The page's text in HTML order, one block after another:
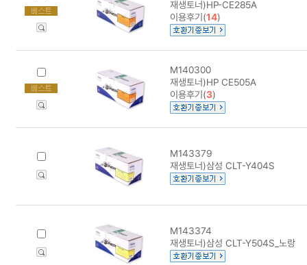
재생토너)HP-CE285A
이용후기(14)
M140300
재생토너)HP CE505A
이용후기(3)
M143379
재생토너)삼성 CLT-Y404S
M143374
재생토너)삼성 CLT-Y504S_노랑